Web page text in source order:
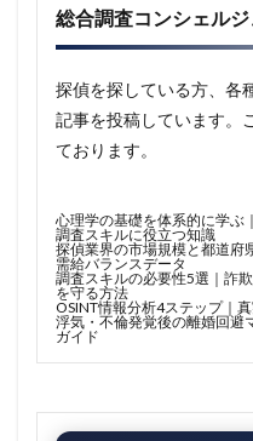
総合調査コンシェルジ
探偵を探している方、各
記事を投稿しています。
ております。
心理学の基礎を体系的に学ぶ
調査スキルに役立つ知識
探偵業界の市場規模と都道府
需給バランスデータ
調査スキルの必要性5選｜詐
を守る方法
OSINT情報分析4ステップ｜
浮気・不倫発覚後の離婚回避
ガイド